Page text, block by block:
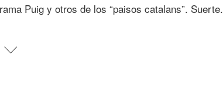
Puig y otros de los “paisos catalans”. Suerte.